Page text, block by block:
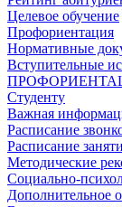
Целевое обучение
Профориентация
Нормативные
Вступительные
Студенту
Важная
Расписание
Расписание
Методические
Социально-
Дополнительное